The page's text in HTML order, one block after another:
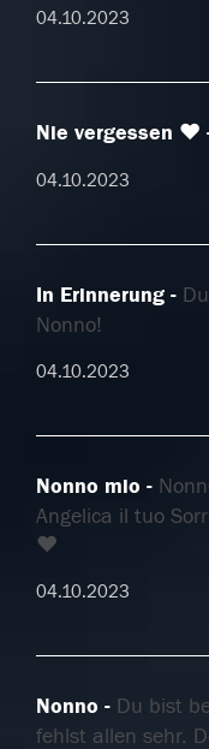
04.10.2023
Nie vergessen ♥️
04.10.2023
In Erinnerung
Nonno!
04.10.2023
Nonno mio
Angelica il tuo
❤️
04.10.2023
Nonno
Du bist
fehlst allen sehr.